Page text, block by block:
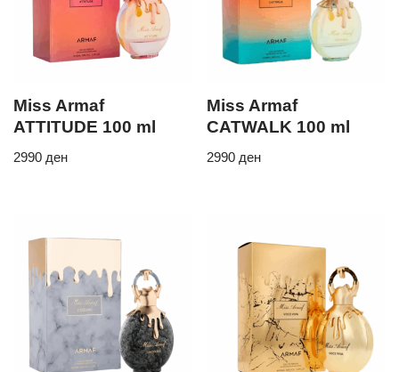
Miss Armaf
ATTITUDE 100 ml
2990 ден
Miss Armaf
CATWALK 100 ml
2990 ден